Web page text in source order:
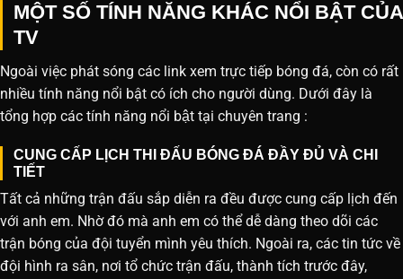
MỘT SỐ TÍNH NĂNG KHÁC NỔI BẬT CỦA
TV
Ngoài việc phát sóng các link xem trực tiếp bóng đá, còn có rất
nhiều tính năng nổi bật có ích cho người dùng. Dưới đây là
tổng hợp các tính năng nổi bật tại chuyên trang :
CUNG CẤP LỊCH THI ĐẤU BÓNG ĐÁ ĐẦY ĐỦ VÀ CHI
TIẾT
Tất cả những trận đấu sắp diễn ra đều được cung cấp lịch đến
với anh em. Nhờ đó mà anh em có thể dễ dàng theo dõi các
trận bóng của đội tuyển mình yêu thích. Ngoài ra, các tin tức về
đội hình ra sân, nơi tổ chức trận đấu, thành tích trước đây,